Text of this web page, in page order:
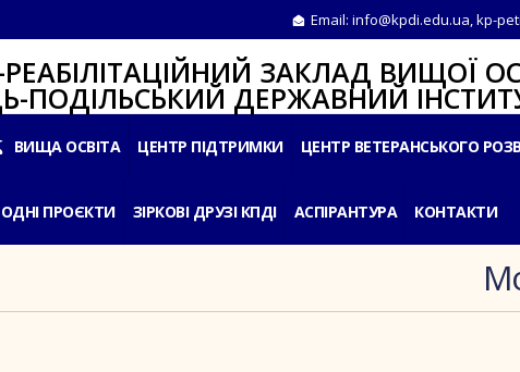
Email: info@kpdi.edu.ua,kp-
ЗАКЛАД ВИЩОЇ
ДЕРЖАВНИЙ
ВИЩА ОСВІТА ЦЕНТР ПІДТРИМКИ ЦЕНТР ВЕТЕРАНСЬКОГО
ПРОЄКТИ ЗІРКОВІ ДРУЗІ КПДІ АСПІРАНТУРА КОНТАКТИ